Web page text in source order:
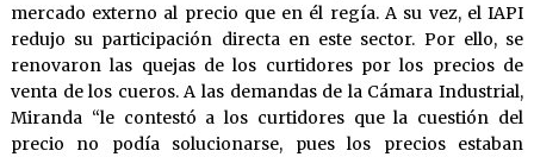
mercado externo al precio que en él regía. A su vez, el IAPI
redujo su participación directa en este sector. Por ello, se
renovaron las quejas de los curtidores por los precios de
venta de los cueros. A las demandas de la Cámara Industrial,
Miranda “le contestó a los curtidores que la cuestión del
precio no podía solucionarse, pues los precios estaban